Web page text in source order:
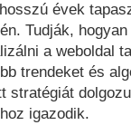
évek
Tudják,
a weboldal
trendeket és
stratégiát
igazodik.